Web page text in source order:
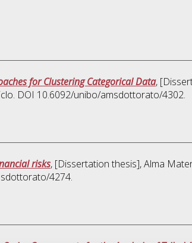
for Clustering Categorical Data,
DOI 10.6092/unibo/amsdottorato/4302.
risks, [Dissertation thesis], Alma
4274.